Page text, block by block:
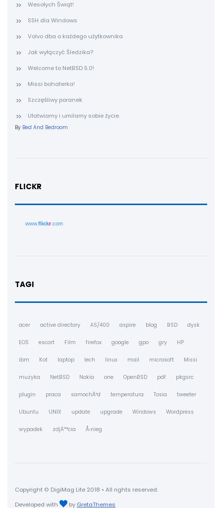
Wesołych Świąt!
SSH dla Windows
Volvo dba o każdego użytkownika
Jak wyłączyć Śledzika?
Welcome to NetBSD 5.0!
Missi bohaterka!
Szczęśliwy poranek
Ułatwiamy i umilamy sobie życie.
By Bed And Bedroom
FLICKR
www.flickr.com
TAGI
acer active directory AS/400 aspire blog BSD dysk
EOS escort Film firefox google gpo gry HP
ibm Kot laptop lech linux mail microsoft Missi
muzyka NetBSD Nokia one OpenBSD pdf pkgsrc
plugin praca samochÃ³d temperatura Tosia tweeter
Ubuntu UNIX update upgrade Windows Wordpress
wypadek zdjÄ™cia Å›nieg
Copyright © DigiMag Lite 2018 • All rights reserved.
Developed with
by GretaThemes